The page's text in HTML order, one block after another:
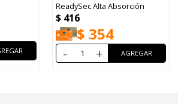
ReadySec Alta Absorción
-
$468
- +